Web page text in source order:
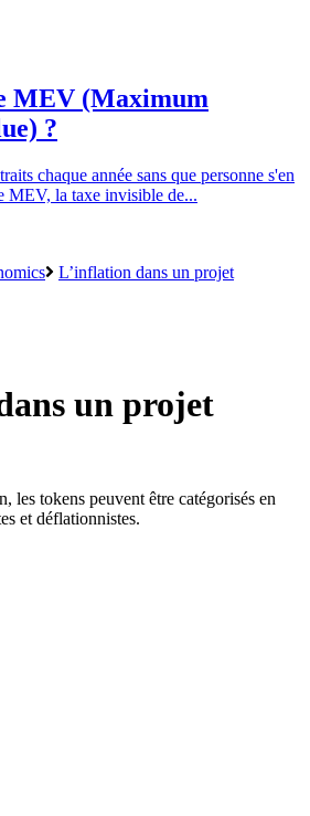
MEV (Maximum
?
chaque année sans que personne s'en
MEV, la taxe invisible de...
L’inflation dans un projet
un projet
les tokens peuvent être catégorisés en
et déflationnistes.